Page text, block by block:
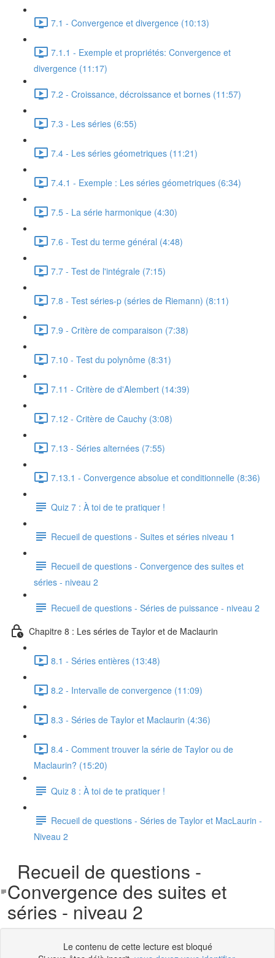
7.1 - Convergence et divergence (10:13)
7.1.1 - Exemple et propriétés: Convergence et
divergence (11:17)
7.2 - Croissance, décroissance et bornes (11:57)
7.3 - Les séries (6:55)
7.4 - Les séries géometriques (11:21)
7.4.1 - Exemple : Les séries géometriques (6:34)
7.5 - La série harmonique (4:30)
7.6 - Test du terme général (4:48)
7.7 - Test de l'intégrale (7:15)
7.8 - Test séries-p (séries de Riemann) (8:11)
7.9 - Critère de comparaison (7:38)
7.10 - Test du polynôme (8:31)
7.11 - Critère de d'Alembert (14:39)
7.12 - Critère de Cauchy (3:08)
7.13 - Séries alternées (7:55)
7.13.1 - Convergence absolue et conditionnelle (8:36)
Quiz 7 : À toi de te pratiquer !
Recueil de questions - Suites et séries niveau 1
Recueil de questions - Convergence des suites et
séries - niveau 2
Recueil de questions - Séries de puissance - niveau 2
Chapitre 8 : Les séries de Taylor et de Maclaurin
8.1 - Séries entières (13:48)
8.2 - Intervalle de convergence (11:09)
8.3 - Séries de Taylor et Maclaurin (4:36)
8.4 - Comment trouver la série de Taylor ou de
Maclaurin? (15:20)
Quiz 8 : À toi de te pratiquer !
Recueil de questions - Séries de Taylor et MacLaurin -
Niveau 2
Recueil de questions -
Convergence des suites et
séries - niveau 2
Le contenu de cette lecture est bloqué